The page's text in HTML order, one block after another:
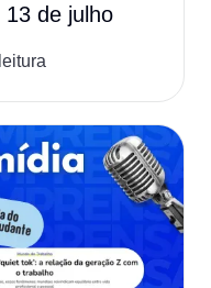
de julho